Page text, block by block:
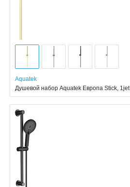
Aquatek
Душевой набор Aquatek Европа Stick, 1jet